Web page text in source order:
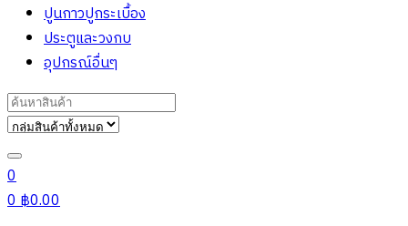
ปูนกาวปูกระเบื้อง
ประตูและวงกบ
อุปกรณ์อื่นๆ
Search
for:
0
0฿0.00